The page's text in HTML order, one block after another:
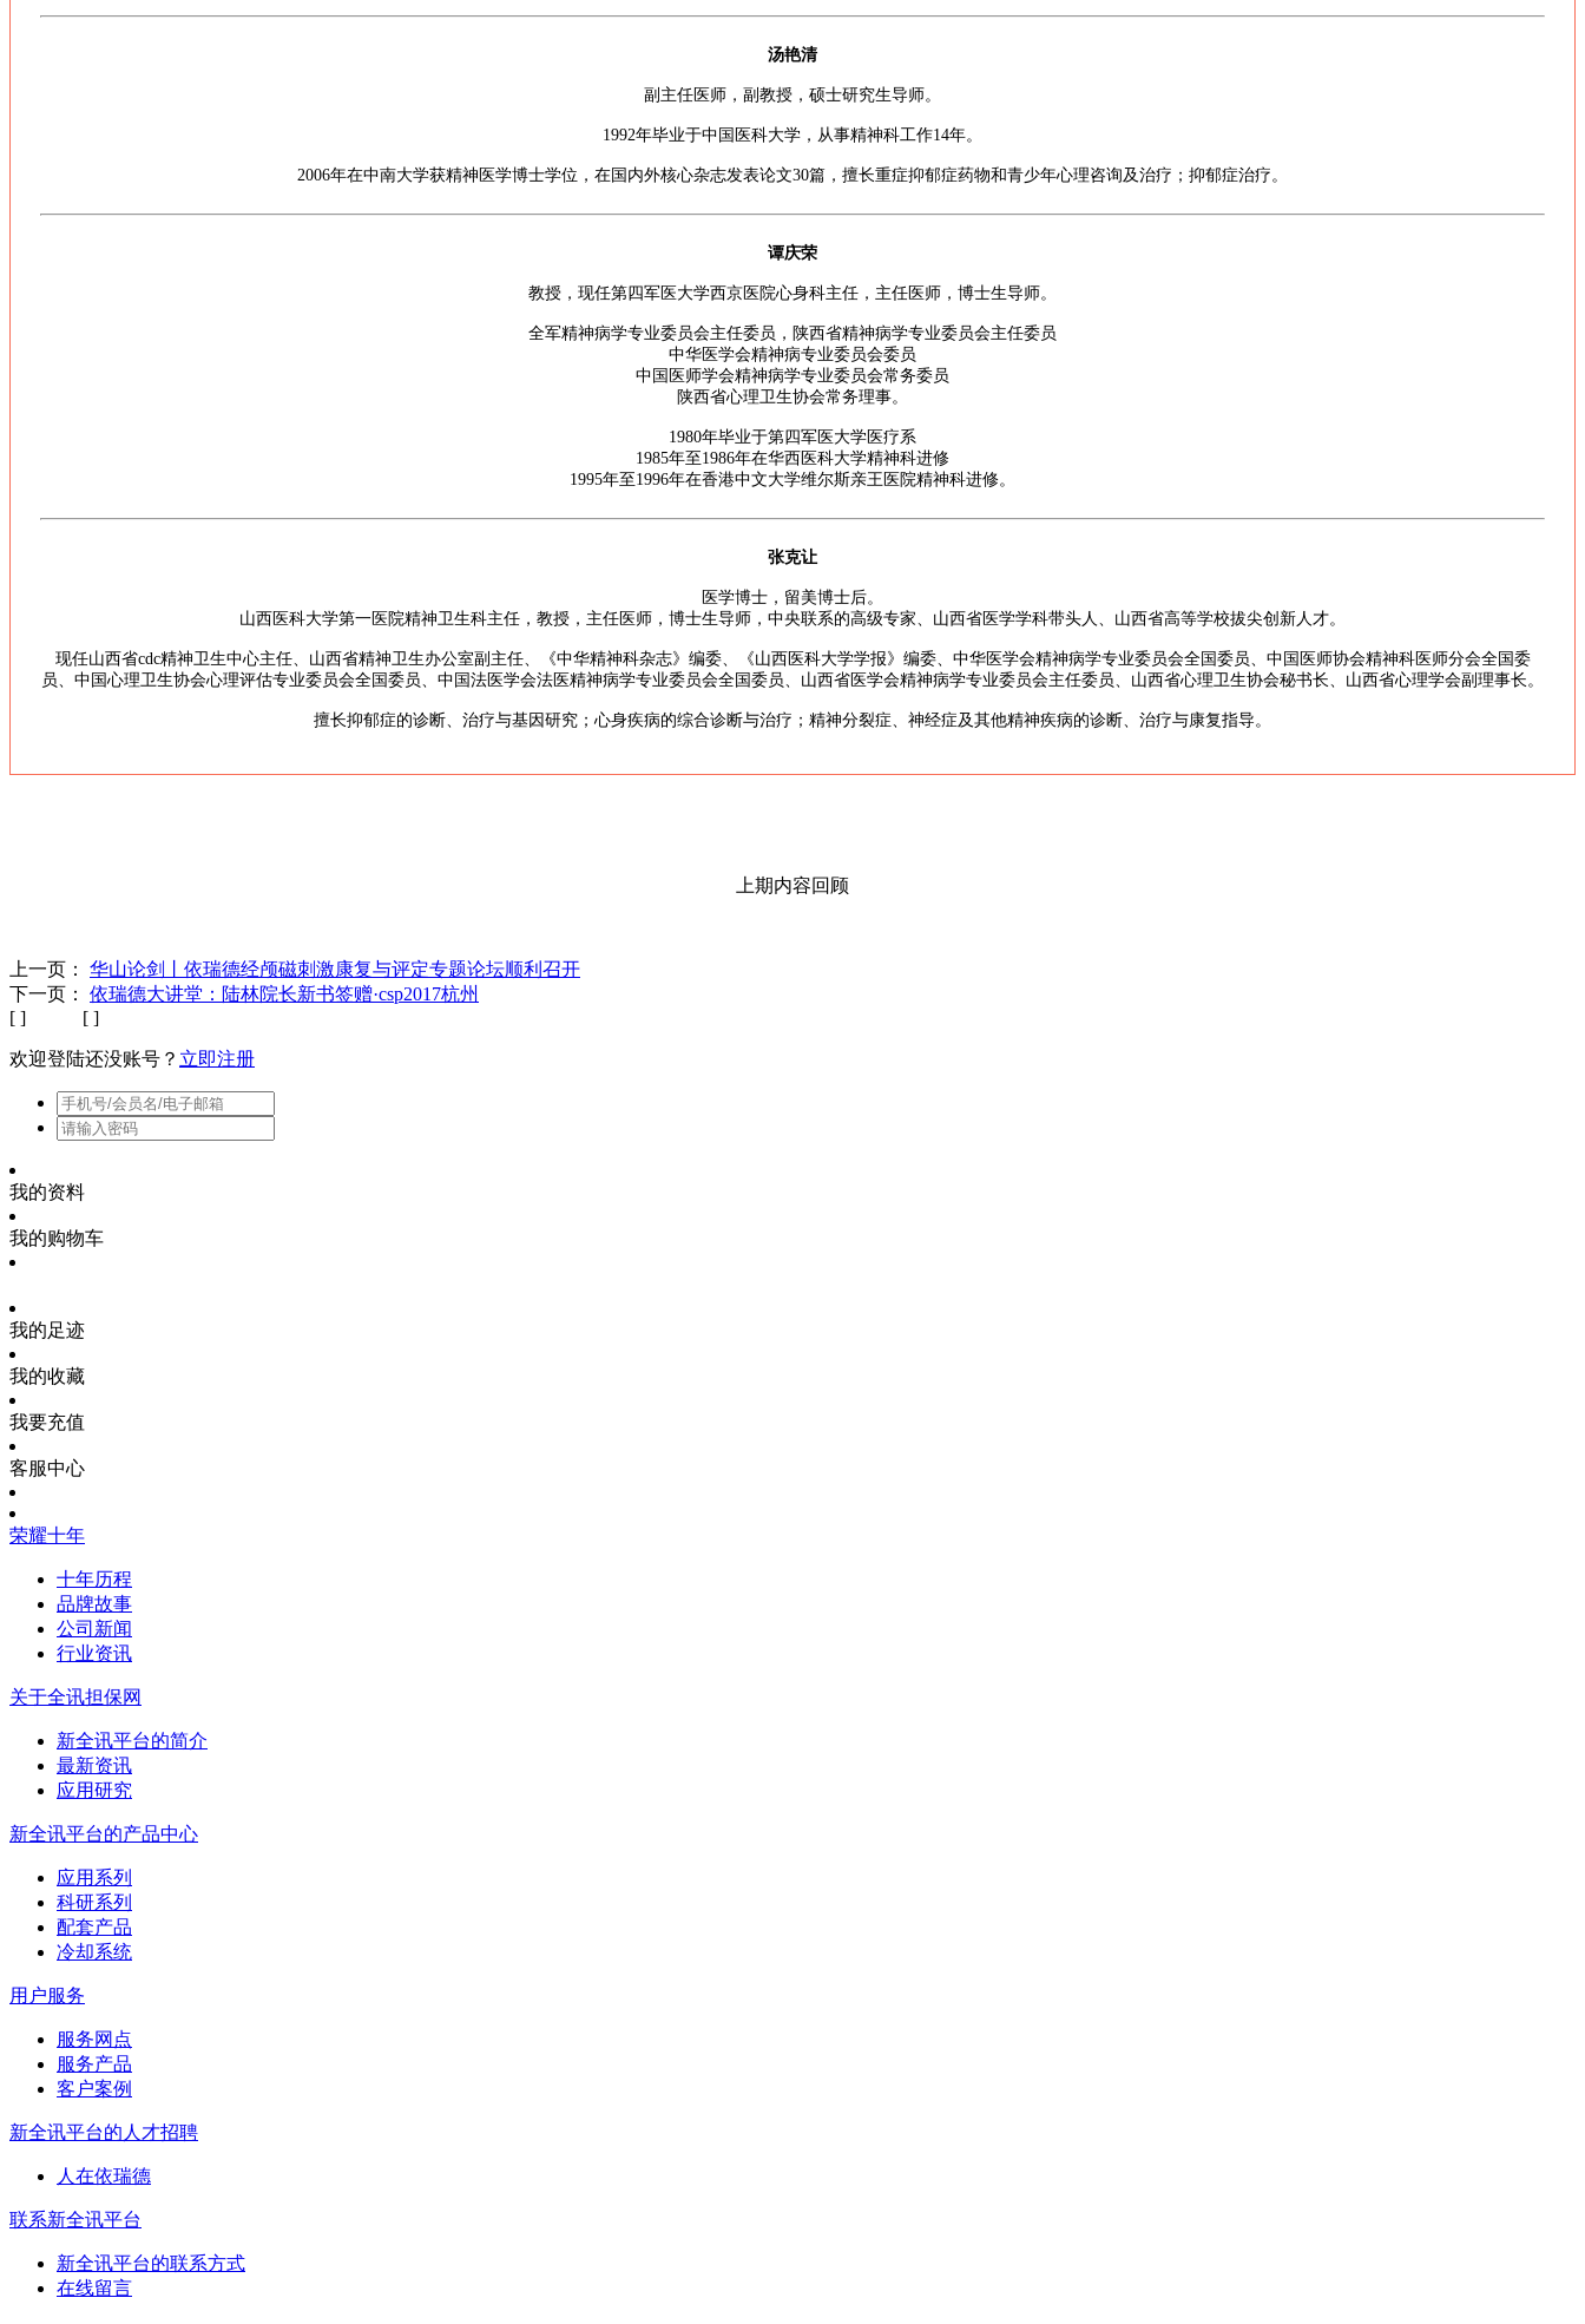
汤艳清
副主任医师，副教授，硕士研究生导师。
1992年毕业于中国医科大学，从事精神科工作14年。
2006年在中南大学获精神医学博士学位，在国内外核心杂志发表论文30篇，擅长重症抑郁症药物和青少年心理咨询及治疗；抑郁症治疗。
谭庆荣
教授，现任第四军医大学西京医院心身科主任，主任医师，博士生导师。
全军精神病学专业委员会主任委员，陕西省精神病学专业委员会主任委员
中华医学会精神病专业委员会委员
中国医师学会精神病学专业委员会常务委员
陕西省心理卫生协会常务理事。
1980年毕业于第四军医大学医疗系
1985年至1986年在华西医科大学精神科进修
1995年至1996年在香港中文大学维尔斯亲王医院精神科进修。
张克让
医学博士，留美博士后。
山西医科大学第一医院精神卫生科主任，教授，主任医师，博士生导师，中央联系的高级专家、山西省医学学科带头人、山西省高等学校拔尖创新人才。
现任山西省cdc精神卫生中心主任、山西省精神卫生办公室副主任、《中华精神科杂志》编委、《山西医科大学学报》编委、中华医学会精神病学专业委员会全国委员、中国医师协会精神科医师分会全国委
员、中国心理卫生协会心理评估专业委员会全国委员、中国法医学会法医精神病学专业委员会全国委员、山西省医学会精神病学专业委员会主任委员、山西省心理卫生协会秘书长、山西省心理学会副理事长。
擅长抑郁症的诊断、治疗与基因研究；心身疾病的综合诊断与治疗；精神分裂症、神经症及其他精神疾病的诊断、治疗与康复指导。
上期内容回顾
上一页：
华山论剑丨依瑞德经颅磁刺激康复与评定专题论坛顺利召开
下一页：
依瑞德大讲堂：陆林院长新书签赠·csp2017杭州
[ ] [ ]
欢迎登陆还没账号？ 立即注册
我的资料
我的购物车
我的足迹
我的收藏
我要充值
客服中心
荣耀十年
十年历程
品牌故事
公司新闻
行业资讯
关于全讯担保网
新全讯平台的简介
最新资讯
应用研究
新全讯平台的产品中心
应用系列
科研系列
配套产品
冷却系统
用户服务
服务网点
服务产品
客户案例
新全讯平台的人才招聘
人在依瑞德
联系新全讯平台
新全讯平台的联系方式
在线留言